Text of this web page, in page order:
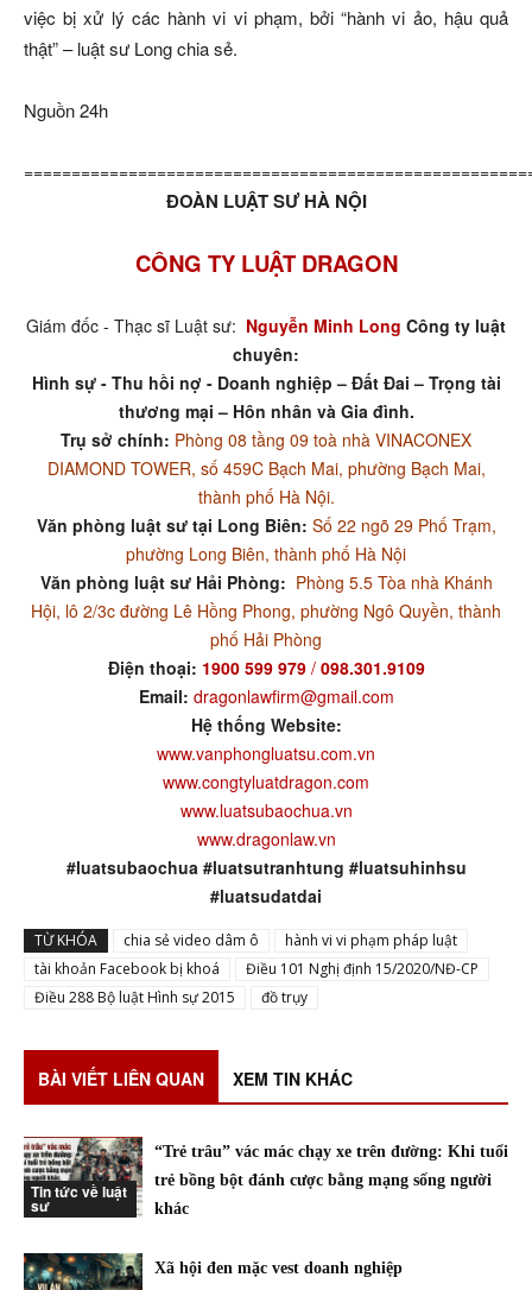
việc bị xử lý các hành vi vi phạm, bởi “hành vi ảo, hậu quả
thật” – luật sư Long chia sẻ.
Nguồn 24h
ĐOÀN LUẬT SƯ HÀ NỘI
CÔNG TY LUẬT DRAGON
Giám đốc - Thạc sĩ Luật sư: Nguyễn Minh Long Công ty luật
chuyên:
Hình sự - Thu hồi nợ - Doanh nghiệp – Đất Đai – Trọng tài
thương mại – Hôn nhân và Gia đình.
Trụ sở chính: Phòng 08 tầng 09 toà nhà VINACONEX
DIAMOND TOWER, số 459C Bạch Mai, phường Bạch Mai,
thành phố Hà Nội.
Văn phòng luật sư tại Long Biên: Số 22 ngõ 29 Phố Trạm,
phường Long Biên, thành phố Hà Nội
Văn phòng luật sư Hải Phòng: Phòng 5.5 Tòa nhà Khánh
Hội, lô 2/3c đường Lê Hồng Phong, phường Ngô Quyền, thành
phố Hải Phòng
Điện thoại: 1900 599 979/ 098.301.9109
Email: dragonlawfirm@gmail.com
Hệ thống Website:
www.vanphongluatsu.com.vn
www.congtyluatdragon.com
www.luatsubaochua.vn
www.dragonlaw.vn
#luatsubaochua #luatsutranhtung #luatsuhinhsu
#luatsudatdai
TỪ KHÓA chia sẻ video dâm ô
hành vi vi phạm pháp luật
tài khoản Facebook bị khoá
Điều 101 Nghị định 15/2020/NĐ-CP
Điều 288 Bộ luật Hình sự 2015
đồ trụy
BÀI VIẾT LIÊN QUAN XEM TIN KHÁC
Tin tức về luật
sư
“Trẻ trâu” vác mác chạy xe trên đường: Khi tuổi
trẻ bồng bột đánh cược bằng mạng sống người
khác
Xã hội đen mặc vest doanh nghiệp